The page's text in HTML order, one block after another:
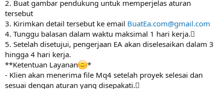
2. Buat gambar pendukung untuk memperjelas aturan
tersebut
3. Kirimkan detail tersebut ke email BuatEa.com@gmail.com
4. Tunggu balasan dalam waktu maksimal 1 hari kerja.
5. Setelah disetujui, pengerjaan EA akan diselesaikan dalam 3
hingga 4 hari kerja.
**Ketentuan Layanan
*
- Klien akan menerima file Mq4 setelah proyek selesai dan
sesuai dengan aturan yang disepakati.